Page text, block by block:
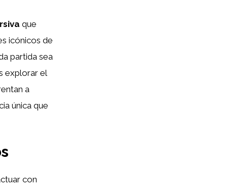
que
icónicos de
partida sea
explorar el
a
única que
con